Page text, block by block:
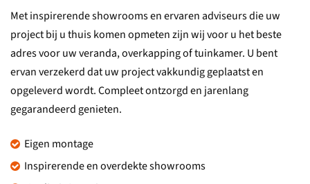
Met inspirerende showrooms en ervaren adviseurs die uw
project bij u thuis komen opmeten zijn wij voor u het beste
adres voor uw veranda, overkapping of tuinkamer. U bent
ervan verzekerd dat uw project vakkundig geplaatst en
opgeleverd wordt. Compleet ontzorgd en jarenlang
gegarandeerd genieten.
Eigen montage
Inspirerende en overdekte showrooms